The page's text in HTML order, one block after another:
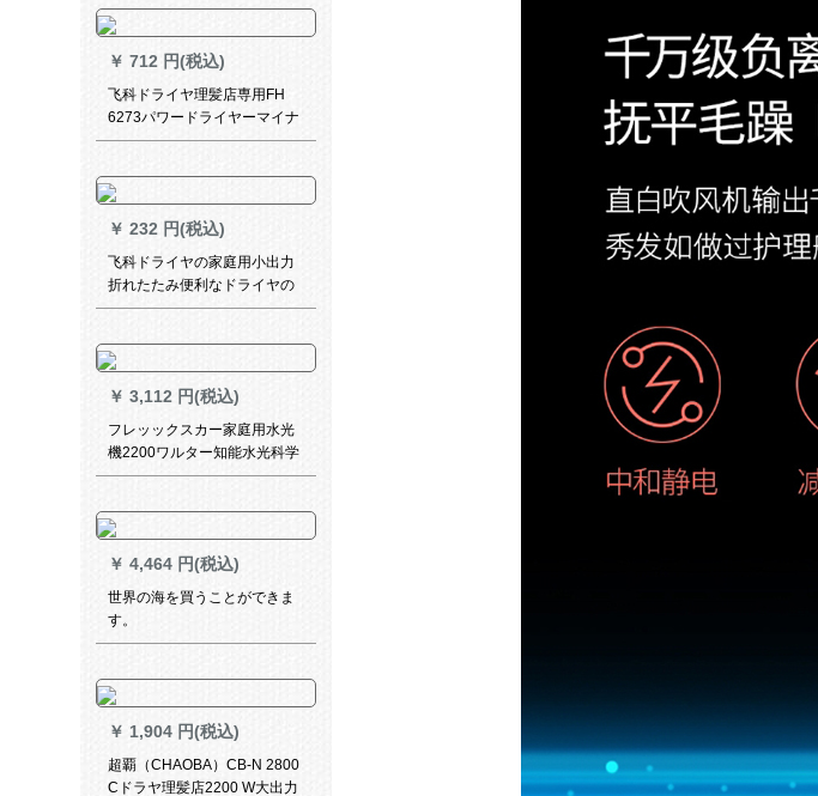
￥ 712 円(税込)
飞科ドライヤ理髪店専用FH
6273パワードライヤーマイナ
ーFH 6273ドライヤマシンに
￥ 232 円(税込)
飞科ドライヤの家庭用小出力
折れたたみ便利なドライヤの
博锐高速乾ドラヤー学生寮ミ
￥ 3,112 円(税込)
フレッックスカー家庭用水光
機2200ワルター知能水光科学
技術リンスマイナHP 8248/05
￥ 4,464 円(税込)
世界の海を買うことができま
す。
￥ 1,904 円(税込)
超覇（CHAOBA）CB-N 2800
Cドラヤ理髪店2200 W大出力